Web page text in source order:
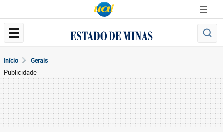
Início Gerais
Publicidade